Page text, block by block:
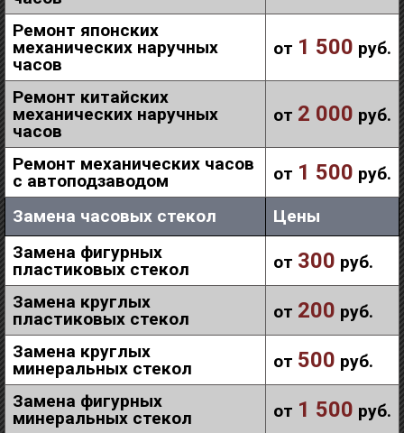
Ремонт японских
механических наручных
часов
от 1 500 руб.
Ремонт китайских
механических наручных
часов
от 2 000 руб.
Ремонт механических часов
с автоподзаводом
от 1 500 руб.
Замена часовых стекол
Цены
Замена фигурных
пластиковых стекол
от 300 руб.
Замена круглых
пластиковых стекол
от 200 руб.
Замена круглых
минеральных стекол
от 500 руб.
Замена фигурных
минеральных стекол
от 1 500 руб.